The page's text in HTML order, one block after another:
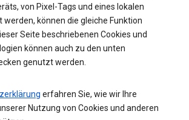
von Pixel-Tags und eines lokalen
können die gleiche Funktion
Seite beschriebenen Cookies und
können auch zu den unten
genutzt werden.
erfahren Sie, wie wir Ihre
Nutzung von Cookies und anderen